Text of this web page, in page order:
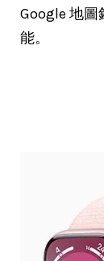
Google 地圖
能。